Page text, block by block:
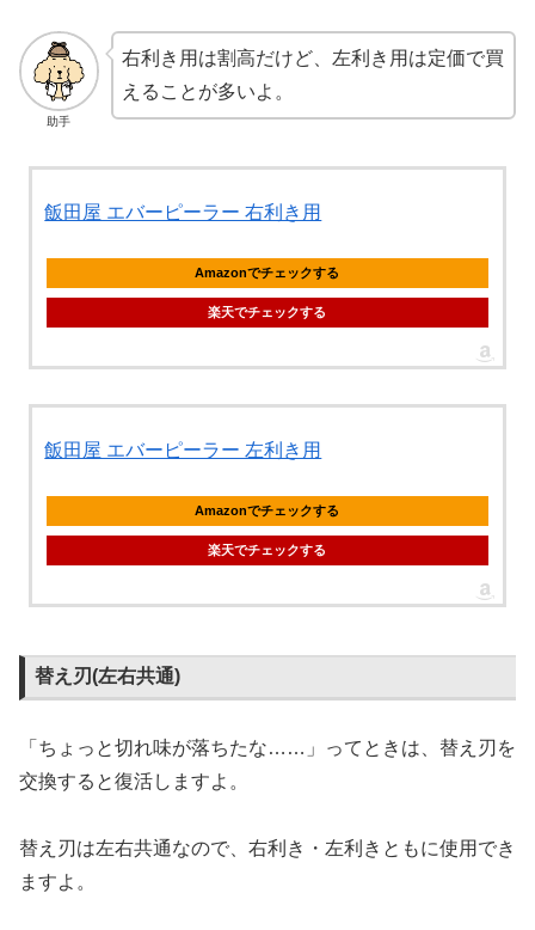
助手
右利き用は割高だけど、左利き用は定価で買
えることが多いよ。
飯田屋 エバーピーラー 右利き用
Amazonでチェックする
楽天でチェックする
飯田屋 エバーピーラー 左利き用
Amazonでチェックする
楽天でチェックする
替え刃(左右共通)
「ちょっと切れ味が落ちたな……」ってときは、替え刃を
交換すると復活しますよ。
替え刃は左右共通なので、右利き・左利きともに使用でき
ますよ。